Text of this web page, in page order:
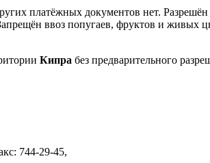
платёжных документов нет.
ввоз попугаев, фруктов и живых
Кипра без предварительного
744-29-45,